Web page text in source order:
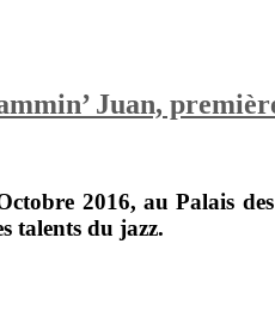
Juan,
2016, auPalais
talents du jazz.